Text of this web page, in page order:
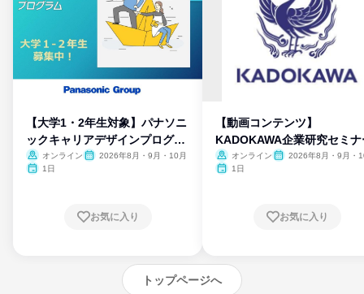
【大学1・2年生対象】パナソニ
ックキャリアデザインプログラ
ム
オンライン
2026年8月・9月・10月
1日
お気に入り
【動画コンテンツ】
KADOKAWA企業研究セミナ
オンライン
2026年8月・9月・
1日
お気に入り
トップページへ